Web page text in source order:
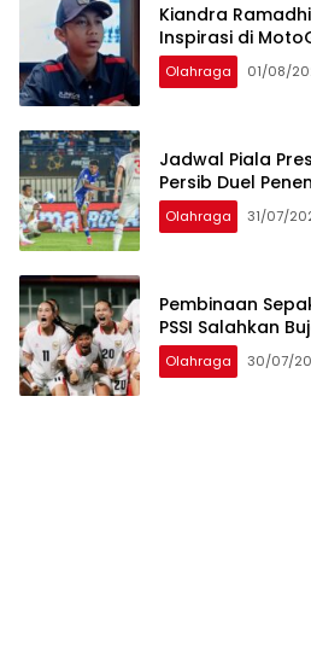
Kiandra
Inspirasi di
Olahraga 01/08/
Jadwal Piala
Persib Duel
Olahraga 31/07/
Pembinaan
PSSI Salahkan
Olahraga 30/07/